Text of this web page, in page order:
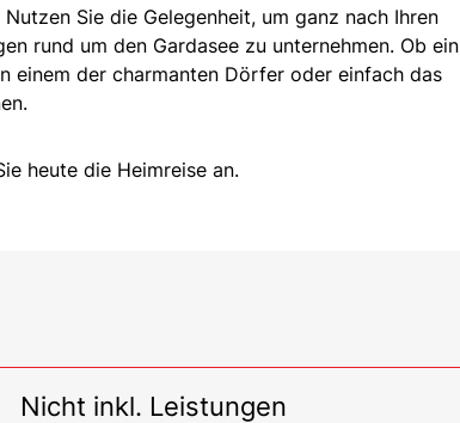
Sie die Gelegenheit, um ganz nach Ihren
rund um den Gardasee zu unternehmen. Ob ein
einem der charmanten Dörfer oder einfach das
heute die Heimreise an.
Nicht inkl. Leistungen